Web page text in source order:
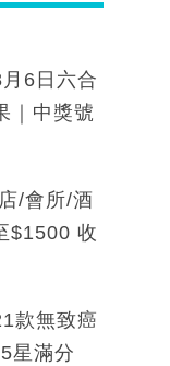
6日六合
｜中獎號
/會所/酒
$1500 收
款無致癌
星滿分